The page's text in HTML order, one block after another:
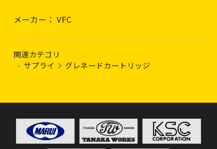
メーカー： VFC
関連カテゴリ
サプライ
グレネードカートリッジ